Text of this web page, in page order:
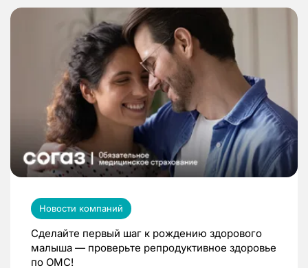
Новости компаний
Сделайте первый шаг к рождению здорового
малыша — проверьте репродуктивное здоровье
по ОМС!